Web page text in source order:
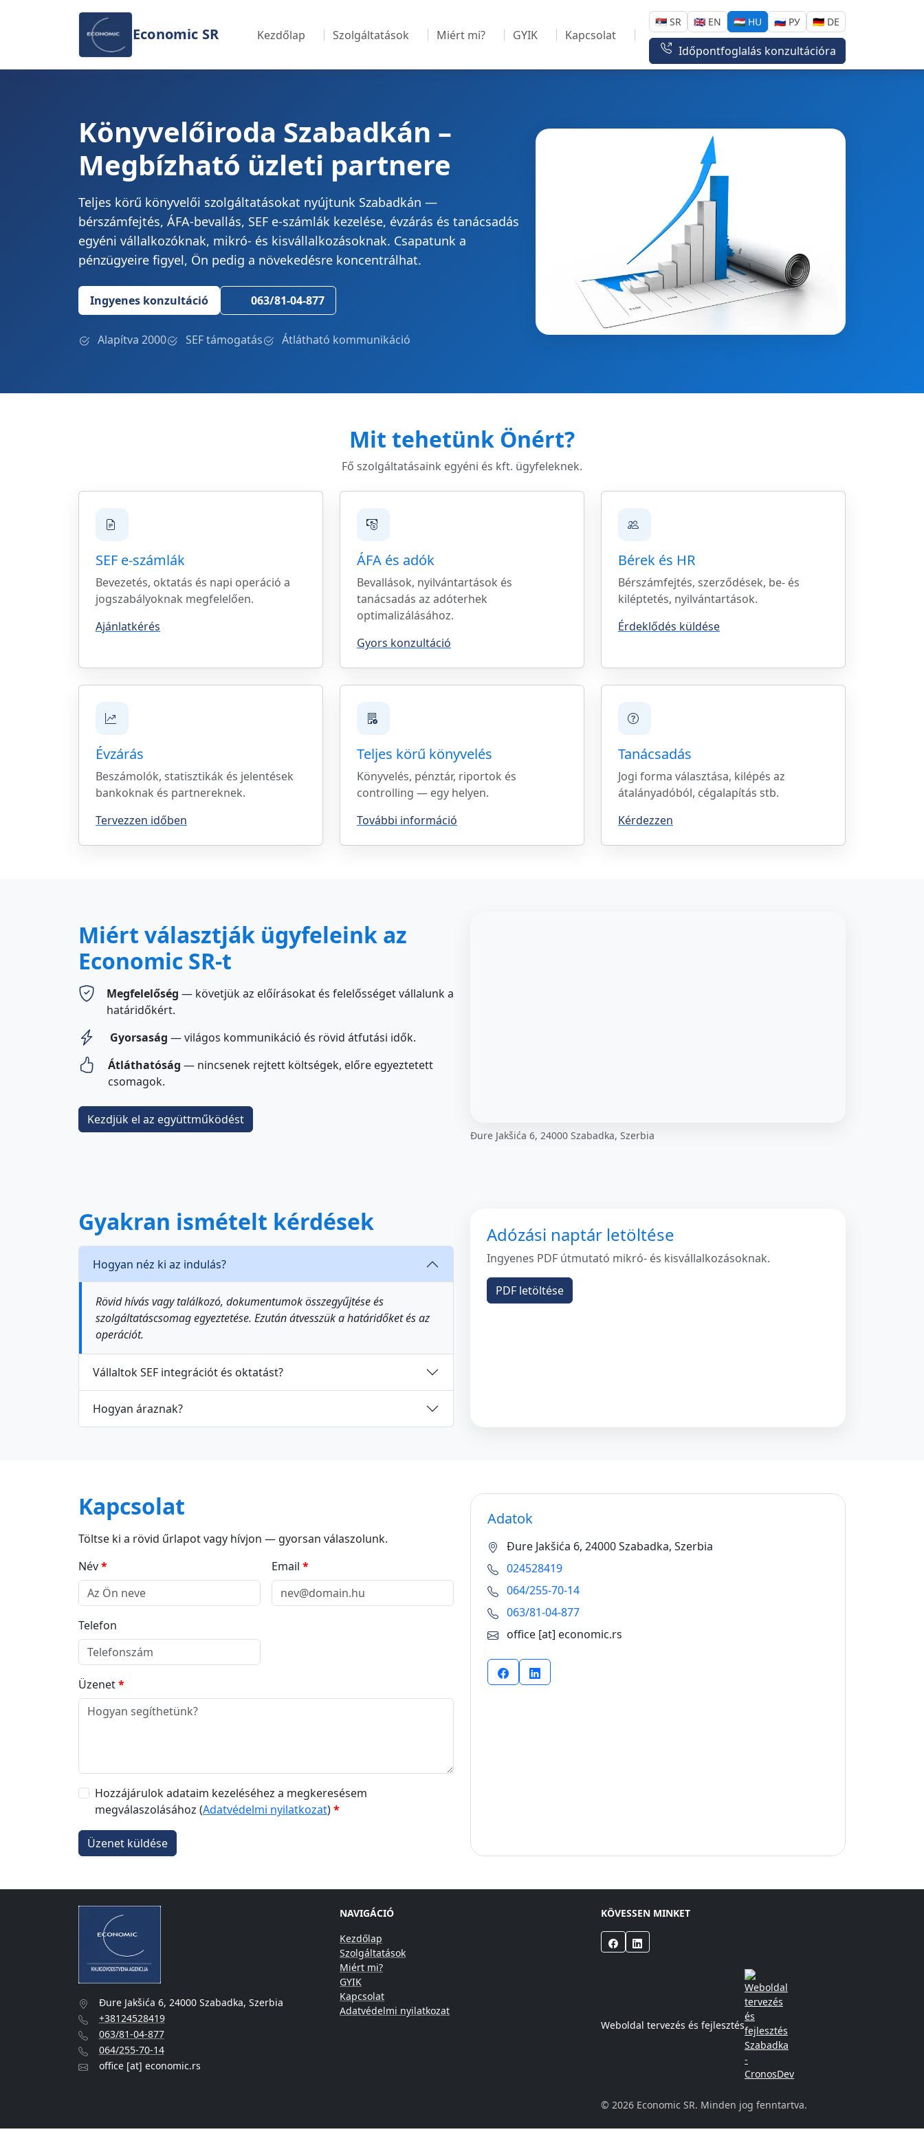
Economic SR Kezdőlap Szolgáltatások Miért mi? GYIK Kapcsolat
🇷🇸 SR 🇬🇧 EN 🇭🇺 HU 🇷🇺 РУ 🇩🇪 DE
Időpontfoglalás konzultációra
Könyvelőiroda Szabadkán –
Megbízható üzleti partnere
Teljes körű könyvelői szolgáltatásokat nyújtunk Szabadkán —
bérszámfejtés, ÁFA-bevallás, SEF e-számlák kezelése, évzárás és tanácsadás
egyéni vállalkozóknak, mikró- és kisvállalkozásoknak. Csapatunk a
pénzügyeire figyel, Ön pedig a növekedésre koncentrálhat.
Ingyenes konzultáció 063/81-04-877
Alapítva 2000 SEF támogatás Átlátható kommunikáció
Mit tehetünk Önért?
Fő szolgáltatásaink egyéni és kft. ügyfeleknek.
SEF e-számlák
Bevezetés, oktatás és napi operáció a
jogszabályoknak megfelelően.
Ajánlatkérés
ÁFA és adók
Bevallások, nyilvántartások és
tanácsadás az adóterhek
optimalizálásához.
Gyors konzultáció
Bérek és HR
Bérszámfejtés, szerződések, be- és
kiléptetés, nyilvántartások.
Érdeklődés küldése
Évzárás
Beszámolók, statisztikák és jelentések
bankoknak és partnereknek.
Tervezzen időben
Teljes körű könyvelés
Könyvelés, pénztár, riportok és
controlling — egy helyen.
További információ
Tanácsadás
Jogi forma választása, kilépés az
átalányadóból, cégalapítás stb.
Kérdezzen
Miért választják ügyfeleink az
Economic SR-t
Megfelelőség — követjük az előírásokat és felelősséget vállalunk a
határidőkért.
Gyorsaság — világos kommunikáció és rövid átfutási idők.
Átláthatóság — nincsenek rejtett költségek, előre egyeztetett
csomagok.
Kezdjük el az együttműködést
Đure Jakšića 6, 24000 Szabadka, Szerbia
Gyakran ismételt kérdések
Hogyan néz ki az indulás?
Rövid hívás vagy találkozó, dokumentumok összegyűjtése és
szolgáltatáscsomag egyeztetése. Ezután átvesszük a határidőket és az
operációt.
Vállaltok SEF integrációt és oktatást?
Hogyan áraznak?
Adózási naptár letöltése
Ingyenes PDF útmutató mikró- és kisvállalkozásoknak.
PDF letöltése
Kapcsolat
Töltse ki a rövid űrlapot vagy hívjon — gyorsan válaszolunk.
Név* Email *
Telefon
Üzenet*
Hozzájárulok adataim kezeléséhez a megkeresésem
megválaszolásához (Adatvédelmi nyilatkozat)*
Üzenet küldése
Adatok
Đure Jakšića 6, 24000 Szabadka, Szerbia
024528419
064/255-70-14
063/81-04-877
office [at] economic.rs
Đure Jakšića 6, 24000 Szabadka, Szerbia
+38124528419
063/81-04-877
064/255-70-14
office [at] economic.rs
NAVIGÁCIÓ
Kezdőlap
Szolgáltatások
Miért mi?
GYIK
Kapcsolat
Adatvédelmi nyilatkozat
KÖVESSEN MINKET
Weboldal tervezés és fejlesztés
© 2026 Economic SR. Minden jog fenntartva.